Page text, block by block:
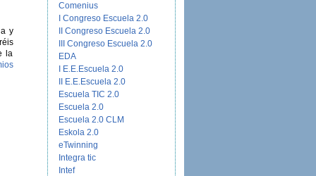
y
la
Comenius
I Congreso Escuela 2.0
II Congreso Escuela 2.0
III Congreso Escuela 2.0
EDA
I E.E.Escuela 2.0
II E.E.Escuela 2.0
Escuela TIC 2.0
Escuela 2.0
Escuela 2.0 CLM
Eskola 2.0
eTwinning
Integra tic
Intef